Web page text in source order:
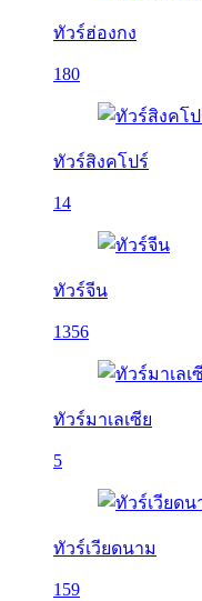
ทัวร์ฮ่องกง
180
ทัวร์สิงคโปร์
14
ทัวร์จีน
1356
ทัวร์มาเลเซีย
5
ทัวร์เวียดนาม
159